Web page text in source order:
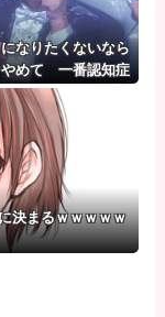
なりたくないなら
やめて 一番認知症
のは「お酒」と判
明・・・
決まるｗｗｗｗｗ